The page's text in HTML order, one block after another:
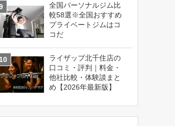
全国パーソナルジム比
較58選※全国おすすめ
プライベートジムはコ
コだ
ライザップ北千住店の
口コミ・評判｜料金・
他社比較・体験談まと
め【2026年最新版】